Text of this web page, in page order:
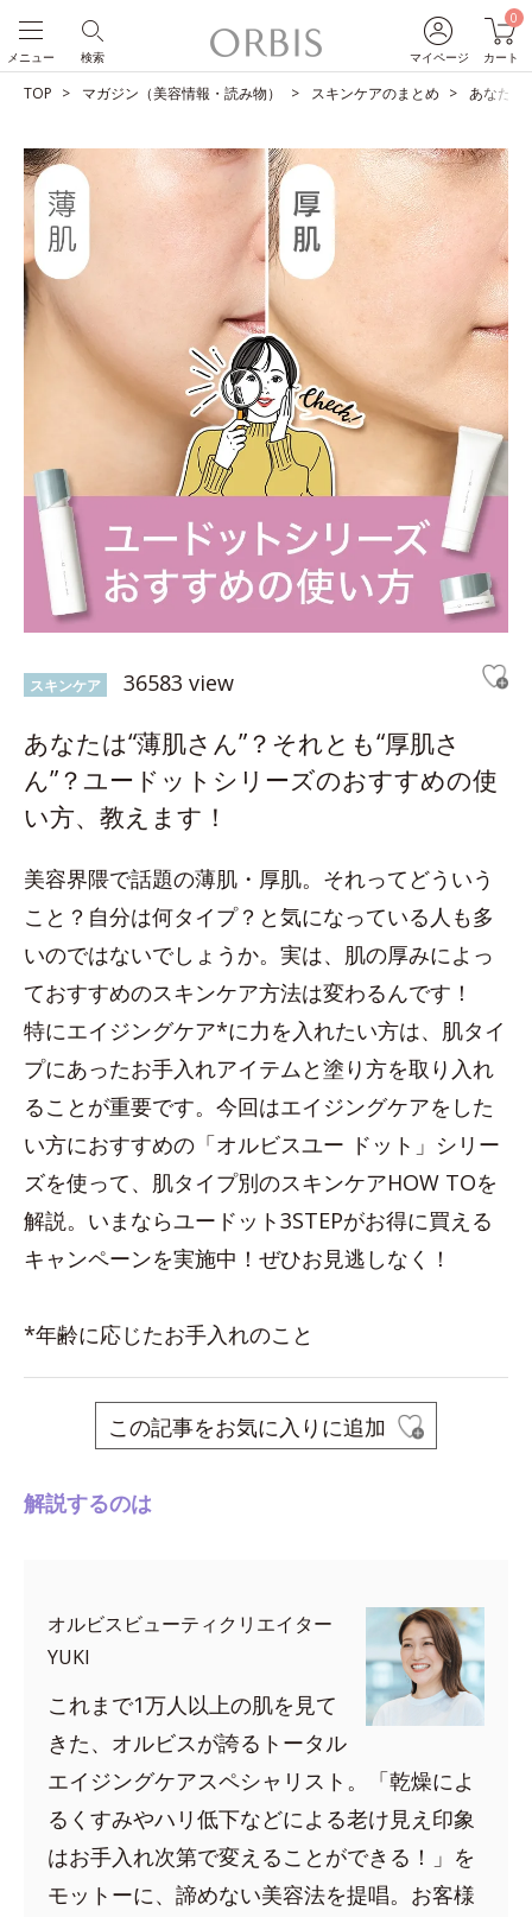
マイページ
0
カート
検索
メニュー
TOP マガジン（美容情報・読み物） スキンケアのまとめ あなたは
スキンケア 36583 view
あなたは“薄肌さん”？それとも“厚肌さ
ん”？ユードットシリーズのおすすめの使
い方、教えます！
美容界隈で話題の薄肌・厚肌。それってどういう
こと？自分は何タイプ？と気になっている人も多
いのではないでしょうか。実は、肌の厚みによっ
ておすすめのスキンケア方法は変わるんです！
特にエイジングケア*に力を入れたい方は、肌タイ
プにあったお手入れアイテムと塗り方を取り入れ
ることが重要です。今回はエイジングケアをした
い方におすすめの「オルビスユー ドット」シリー
ズを使って、肌タイプ別のスキンケアHOW TOを
解説。いまならユードット3STEPがお得に買える
キャンペーンを実施中！ぜひお見逃しなく！
*年齢に応じたお手入れのこと
この記事をお気に入りに追加
解説するのは
オルビスビューティクリエイター
YUKI
これまで1万人以上の肌を見て
きた、オルビスが誇るトータル
エイジングケアスペシャリスト。「乾燥によ
るくすみやハリ低下などによる老け見え印象
はお手入れ次第で変えることができる！」を
モットーに、諦めない美容法を提唱。お客様